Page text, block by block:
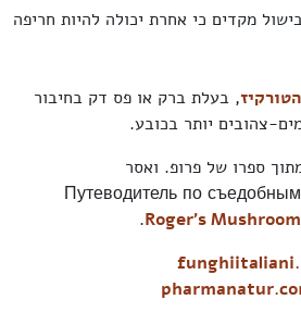
מקדים כי אחרת יכולה להיות חריפה
, בעלת ברק או פס דק בחיבור
צהובים יותר בכובע.
ספרו של פרופ. ואסר
"Путеводитель по
Roger's
.